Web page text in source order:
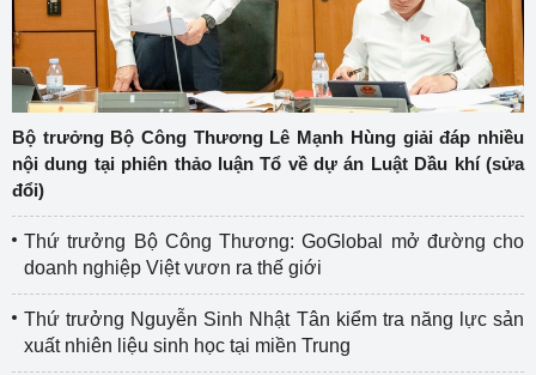
Bộ trưởng Bộ Công Thương Lê Mạnh Hùng giải đáp nhiều
nội dung tại phiên thảo luận Tổ về dự án Luật Dầu khí (sửa
đổi)
Thứ trưởng Bộ Công Thương: GoGlobal mở đường cho
doanh nghiệp Việt vươn ra thế giới
Thứ trưởng Nguyễn Sinh Nhật Tân kiểm tra năng lực sản
xuất nhiên liệu sinh học tại miền Trung